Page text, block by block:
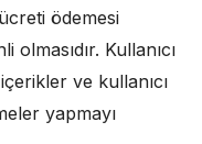
ödemesi
olmasıdır. Kullanıcı
ve kullanıcı
yapmayı